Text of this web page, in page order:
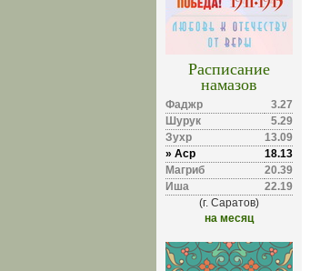
Расписание
намазов
Фаджр
3.27
Шурук
5.29
Зухр
13.09
» Аср
18.13
Магриб
20.39
Иша
22.19
(г. Саратов)
на месяц